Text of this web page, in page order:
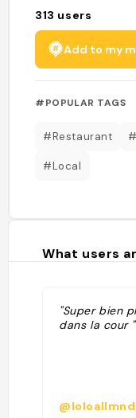
313 users
Add to my
#POPULAR TAGS
#Restaurant
#Local
What users
"Super bien
dans la cour "
@loloallmnd